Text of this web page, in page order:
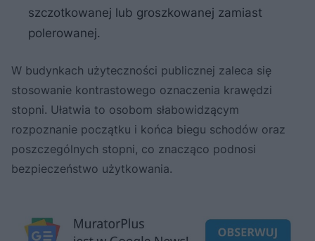
szczotkowanej lub groszkowanej zamiast
polerowanej.
W budynkach użyteczności publicznej zaleca się
stosowanie kontrastowego oznaczenia krawędzi
stopni. Ułatwia to osobom słabowidzącym
rozpoznanie początku i końca biegu schodów oraz
poszczególnych stopni, co znacząco podnosi
bezpieczeństwo użytkowania.